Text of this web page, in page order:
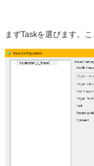
まずTaskを選びます。